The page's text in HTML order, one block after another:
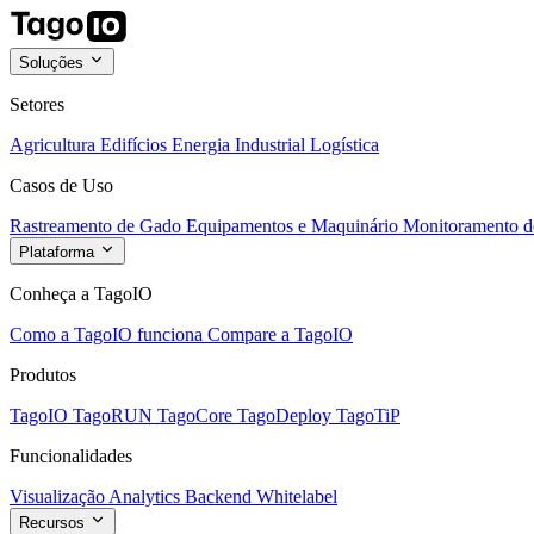
Soluções
Setores
Agricultura Edifícios Energia Industrial Logística
Casos de Uso
Rastreamento de Gado Equipamentos e Maquinário Monitoramento
Plataforma
Conheça a TagoIO
Como a TagoIO funciona Compare a TagoIO
Produtos
TagoIO TagoRUN TagoCore TagoDeploy TagoTiP
Funcionalidades
Visualização Analytics Backend Whitelabel
Recursos